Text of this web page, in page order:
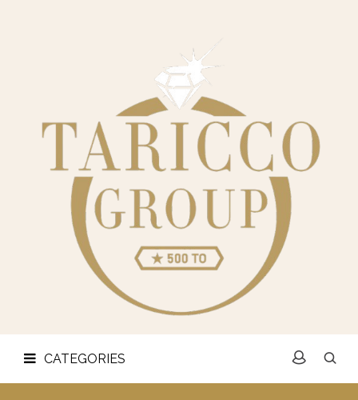
CATEGORIES
OREFICERIA
LINGOTTI
E
MONETE
CONTATTI
PRIVACY